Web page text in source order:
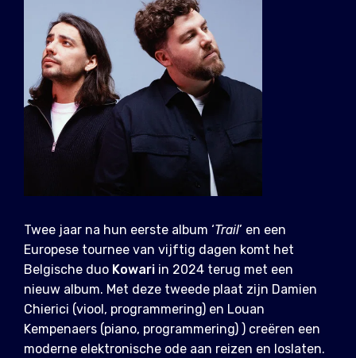
Twee jaar na hun eerste album ‘Trail’ en een
Europese tournee van vijftig dagen komt het
Belgische duo Kowari in 2024 terug met een
nieuw album. Met deze tweede plaat zijn Damien
Chierici (viool, programmering) en Louan
Kempenaers (piano, programmering) ) creëren een
moderne elektronische ode aan reizen en loslaten.